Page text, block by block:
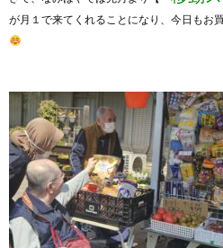
が月１で来てくれることになり、今日もお